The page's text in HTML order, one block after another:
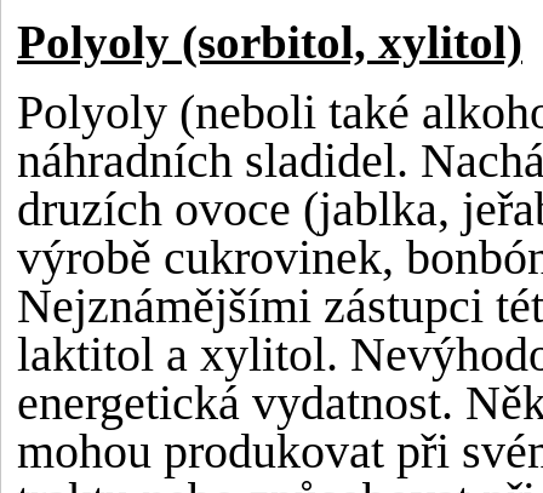
Polyoly (sorbitol, xylitol)
Polyoly (neboli také
náhradních sladidel.
druzích ovoce (jablka,
výrobě cukrovinek,
Nejznámějšími zástupci
laktitol a xylitol.
energetická vydatnost.
mohou produkovat při